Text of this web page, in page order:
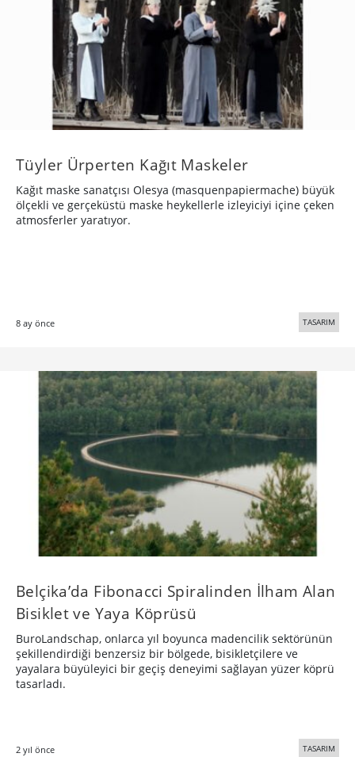
Tüyler Ürperten Kağıt Maskeler
Kağıt maske sanatçısı Olesya (masquenpapiermache) büyük
ölçekli ve gerçeküstü maske heykellerle izleyiciyi içine çeken
atmosferler yaratıyor.
8 ay önce TASARIM
Belçika’da Fibonacci Spiralinden İlham Alan
Bisiklet ve Yaya Köprüsü
BuroLandschap, onlarca yıl boyunca madencilik sektörünün
şekillendirdiği benzersiz bir bölgede, bisikletçilere ve
yayalara büyüleyici bir geçiş deneyimi sağlayan yüzer köprü
tasarladı.
2 yıl önce TASARIM